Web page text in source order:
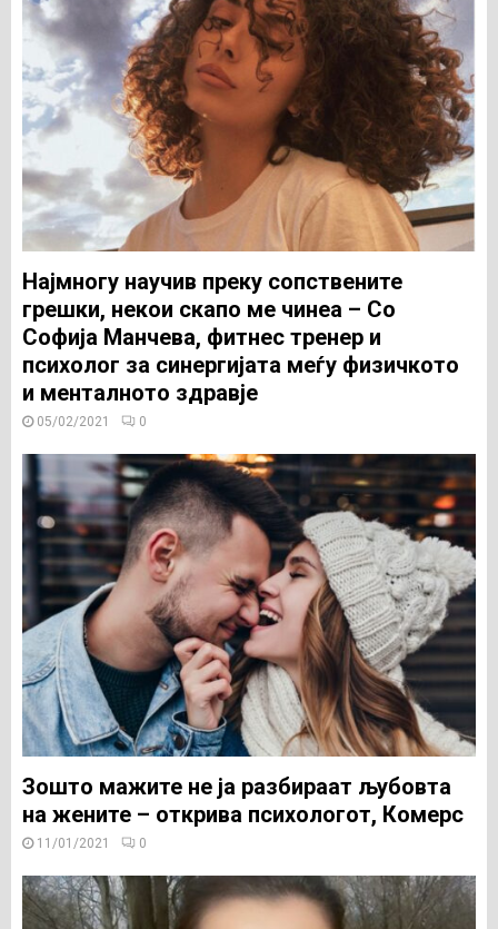
Најмногу научив преку сопствените
грешки, некои скапо ме чинеа – Со
Софија Манчева, фитнес тренер и
психолог за синергијата меѓу физичкото
и менталното здравје
05/02/2021 0
Зошто мажите не ја разбираат љубовта
на жените – открива психологот, Комерс
11/01/2021 0